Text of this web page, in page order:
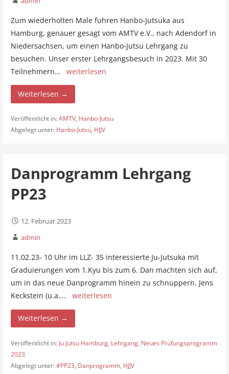
Zum wiederholten Male fuhren Hanbo-Jutsuka aus
Hamburg, genauer gesagt vom AMTV e.V., nach Adendorf in
Niedersachsen, um einen Hanbo-Jutsu Lehrgang zu
besuchen. Unser erster Lehrgangsbesuch in 2023. Mit 30
Teilnehmern… weiterlesen
Weiterlesen →
Veröffentlicht in:AMTV, Hanbo-Jutsu
Abgelegt unter: Hanbo-Jutsu, HJJV
Danprogramm Lehrgang
PP23
12. Februar 2023
admin
11.02.23- 10 Uhr im LLZ- 35 interessierte Ju-Jutsuka mit
Graduierungen vom 1.Kyu bis zum 6. Dan machten sich auf,
um in das neue Danprogramm hinein zu schnuppern. Jens
Keckstein (u.a…. weiterlesen
Weiterlesen →
Veröffentlicht in: Ju Jutsu Hamburg, Lehrgang, Neues Prüfungsprogramm
2023
Abgelegt unter:#PP23, Danprogramm, HJJV